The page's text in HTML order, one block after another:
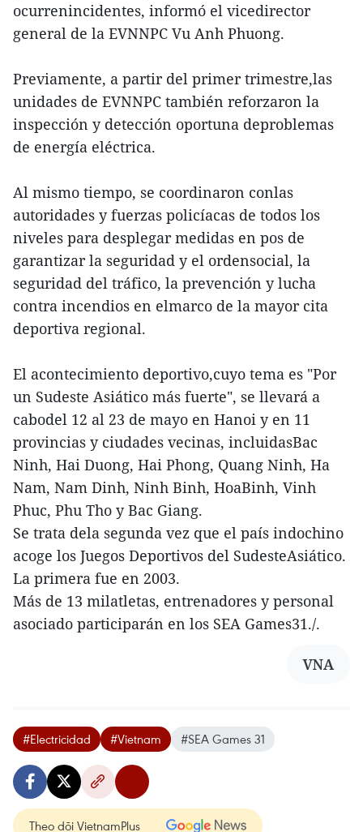
ocurrenincidentes, informó el vicedirector
general de la EVNNPC Vu Anh Phuong.
Previamente, a partir del primer trimestre,las
unidades de EVNNPC también reforzaron la
inspección y detección oportuna deproblemas
de energía eléctrica.
Al mismo tiempo, se coordinaron conlas
autoridades y fuerzas policíacas de todos los
niveles para desplegar medidas en pos de
garantizar la seguridad y el ordensocial, la
seguridad del tráfico, la prevención y lucha
contra incendios en elmarco de la mayor cita
deportiva regional.
El acontecimiento deportivo,cuyo tema es "Por
un Sudeste Asiático más fuerte", se llevará a
cabodel 12 al 23 de mayo en Hanoi y en 11
provincias y ciudades vecinas, incluidasBac
Ninh, Hai Duong, Hai Phong, Quang Ninh, Ha
Nam, Nam Dinh, Ninh Binh, HoaBinh, Vinh
Phuc, Phu Tho y Bac Giang.
Se trata dela segunda vez que el país indochino
acoge los Juegos Deportivos del SudesteAsiático.
La primera fue en 2003.
Más de 13 milatletas, entrenadores y personal
asociado participarán en los SEA Games31./.
VNA
#Electricidad #Vietnam #SEA Games 31
Theo dõi VietnamPlus